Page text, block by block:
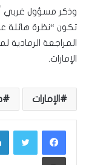
وذكر مسؤول غربي
تكون “نظرة هائلة
المراجعة
الإمارات.
الإمارات
طباعة